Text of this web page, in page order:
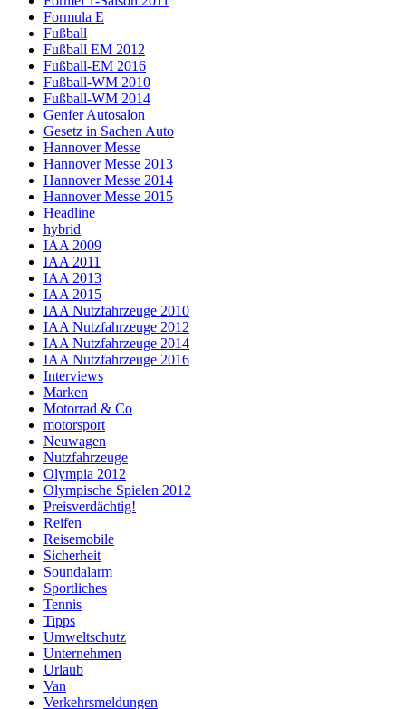
Formula E
Fußball
Fußball EM 2012
Fußball-EM 2016
Fußball-WM 2010
Fußball-WM 2014
Genfer Autosalon
Gesetz in Sachen Auto
Hannover Messe
Hannover Messe 2013
Hannover Messe 2014
Hannover Messe 2015
Headline
hybrid
IAA 2009
IAA 2011
IAA 2013
IAA 2015
IAA Nutzfahrzeuge 2010
IAA Nutzfahrzeuge 2012
IAA Nutzfahrzeuge 2014
IAA Nutzfahrzeuge 2016
Interviews
Marken
Motorrad & Co
motorsport
Neuwagen
Nutzfahrzeuge
Olympia 2012
Olympische Spielen 2012
Preisverdächtig!
Reifen
Reisemobile
Sicherheit
Soundalarm
Sportliches
Tennis
Tipps
Umweltschutz
Unternehmen
Urlaub
Van
Verkehrsmeldungen